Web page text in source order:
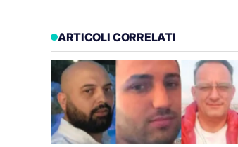
ARTICOLI CORRELATI